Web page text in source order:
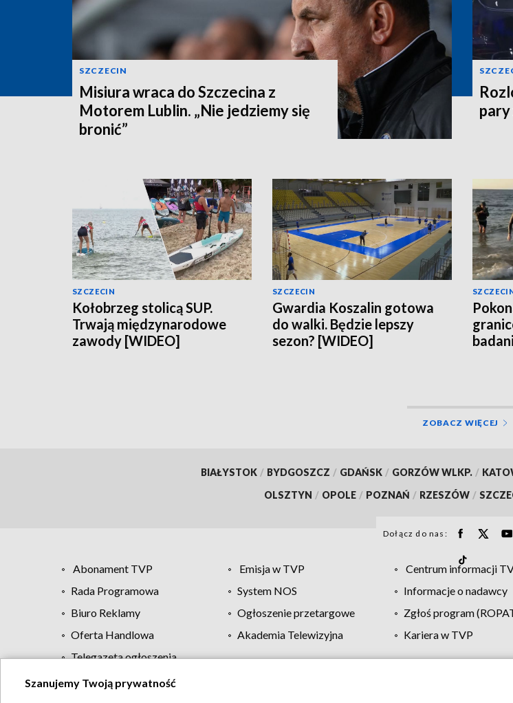
SZCZECIN
Misiura wraca do Szczecina z
Motorem Lublin. „Nie jedziemy się
bronić”
SZCZECIN
Kołobrzeg stolicą SUP.
Trwają międzynarodowe
zawody [WIDEO]
SZCZECIN
Gwardia Koszalin gotowa
do walki. Będzie lepszy
sezon? [WIDEO]
ZOBACZ WIĘCEJ
BIAŁYSTOK / BYDGOSZCZ / GDAŃSK / GORZÓW WLKP. /
OLSZTYN / OPOLE / POZNAŃ / RZESZÓW /
Dołącz do nas:
Abonament TVP Emisja w TVP Centrum informacji
Rada Programowa
System NOS Informacje o nadawcy
Biuro Reklamy
Ogłoszenie przetargowe Zgłoś program
Oferta Handlowa
Akademia Telewizyjna Kariera w TVP
Telegazeta ogłoszenia
Szanujemy Twoją prywatność